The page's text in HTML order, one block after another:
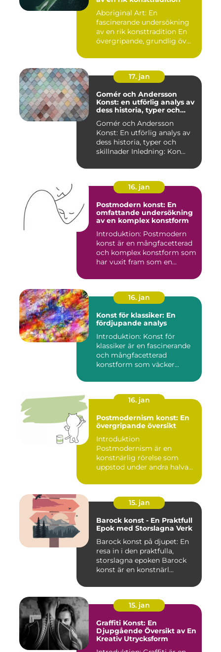
Aboriginal Art: En
fascinerande undersökning
av en rik konsttradition En
övergripande, grundlig öv...
17. jan
Gomér och Andersson
Konst: en utförlig analys av
dess historia, typer och
Gomér och Andersson
Konst: En utförlig analys av
dess historia, typer och
skillnader Inledning: Kon...
16. jan
Postmodern konst: En
omfattande undersökning
av en komplex konstform
Introduktion: Postmodern
konst är en mångfacetterad
och komplex konstform som
har vuxit fram som en...
16. jan
Konst för klassiker: En
fördjupande analys
Introduktion: Konst för
klassiker är en fascinerande
och mångfacetterad
konstform som väcker
16. jan
Postmodernism konst: En
övergripande översikt
Introduktion
Postmodernism är en
konstnärlig rörelse som
uppstod under andra halvan
15. jan
Barock konst - En Praktfull
Epok med Storslagna Verk
Barock konst på djupet: En
resa in i den praktfulla,
storslagna epoken Barock
konst är en konstnärl...
15. jan
Graffiti Konst: En
Djupgående Översikt av En
Kreativ Utrycksform